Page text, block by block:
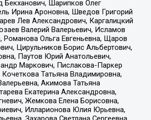
Бекханович, Шарипков Олег
Ирина Ароновна, Шведов Григорий
Лев Александрович, Каргалицкий
Валерий Валерьевич, Исламов
Романова Ольга Евгеньевна, Щаров
Цирульников Борис Альбертович,
Паутов Юрий Анатольевич,
Маркович, Пислакова-Паркер
Татьяна Владимировна,
Акимова Татьяна
Екатерина Александровна,
Жемкова Елена Борисовна,
Илларионова Юлия Юрьевна,